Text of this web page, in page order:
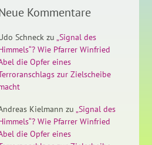
Kommentare
Schneck zu „Signal des
Wie Pfarrer Winfried
die Opfer eines
zur Zielscheibe
Kielmann zu „Signal des
Wie Pfarrer Winfried
die Opfer eines